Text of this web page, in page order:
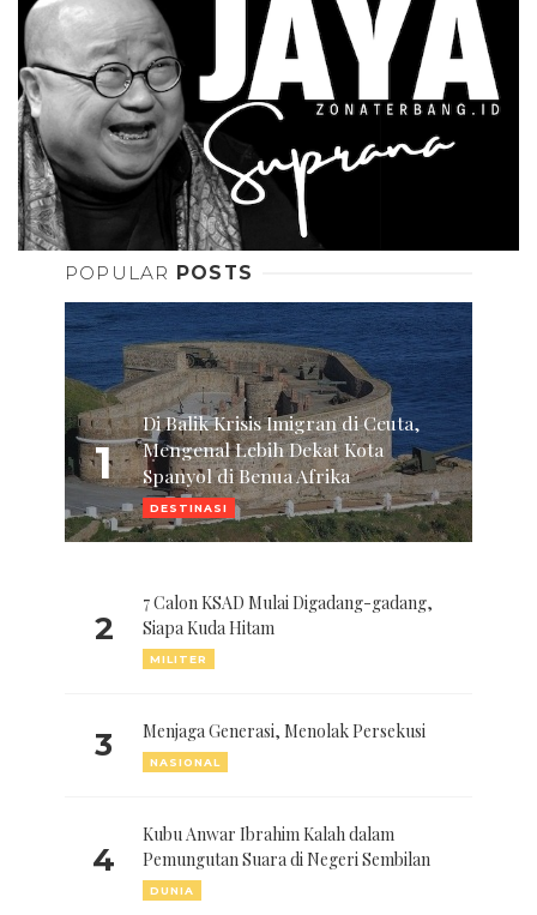
POPULAR POSTS
1
Di Balik Krisis Imigran di Ceuta,
Mengenal Lebih Dekat Kota
Spanyol di Benua Afrika
DESTINASI
2
7 Calon KSAD Mulai Digadang-gadang,
Siapa Kuda Hitam
MILITER
3 Menjaga Generasi, Menolak Persekusi
NASIONAL
4
Kubu Anwar Ibrahim Kalah dalam
Pemungutan Suara di Negeri Sembilan
DUNIA